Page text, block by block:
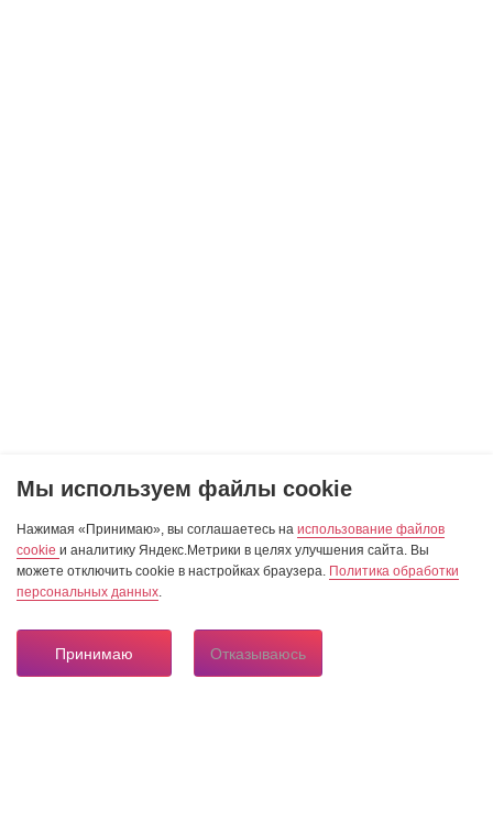
Мы используем файлы cookie
Нажимая «Принимаю», вы соглашаетесь на использование файлов
cookie и аналитику Яндекс.Метрики в целях улучшения сайта. Вы
можете отключить cookie в настройках браузера. Политика обработки
персональных данных.
Принимаю Отказываюсь